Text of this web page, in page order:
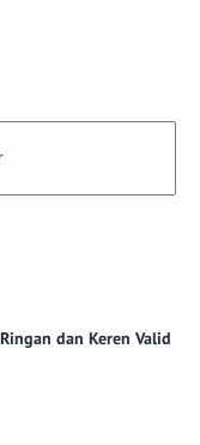
dan Keren Valid